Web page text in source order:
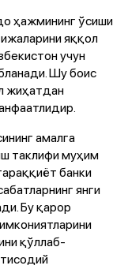
ҳажмининг ўсиши
яққол
учун
Шу боис
жиҳатдан
амалга
таклифи муҳим
банки
янги
Бу қарор
қўллаб-